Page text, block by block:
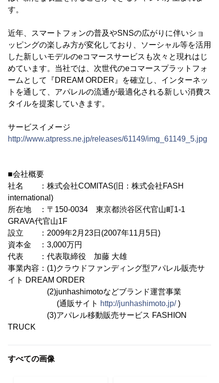
す。
近年、スマートフォンの普及やSNSの広がりに伴いショ
ッピングの楽しみ方が変化しており、ソーシャル等を活用
した新しいモデルのeコマースサービスも次々と現れはじ
めています。当社では、次世代のeコマースプラットフォ
ームとして『DREAM ORDER』を確立し、インターネッ
トを通して、アパレルの流通が最適化される新しい消費ス
タイルを提案していきます。
サービスイメージ
http://www.atpress.ne.jp/releases/61149/img_61149_5.jpg
■会社概要
社名 ：株式会社COMITAS(旧：株式会社FASH
international)
所在地 ：〒150-0034 東京都渋谷区代官山町1-1
GRAVA代官山1F
設立 ：2009年2月23日(2007年11月5日)
資本金 ：3,000万円
代表 ：代表取締役 加藤 大雄
事業内容：(1)クラウドファンディング型アパレル販売サ
イト DREAM ORDER
(2)junhashimotoなどブランド運営事業
(通販サイト http://junhashimoto.jp/)
(3)アパレル移動販売サービス FASHION
TRUCK
すべての画像